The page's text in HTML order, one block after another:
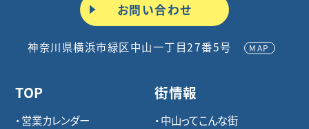
お問い合わせ
神奈川県横浜市緑区中山一丁目27番5号 MAP
TOP
営業カレンダー
街情報
中山ってこんな街